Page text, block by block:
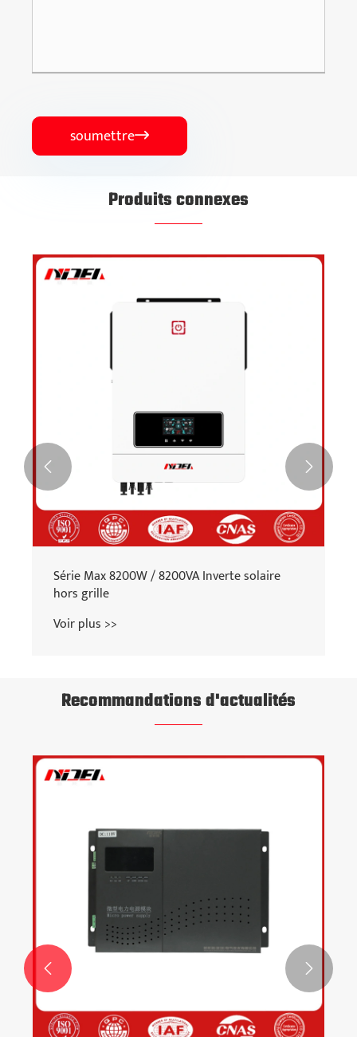
soumettre
Produits connexes
Série Max 8200W / 8200VA Inverte solaire
hors grille
Voir plus >>
 
Recommandations d'actualités
 